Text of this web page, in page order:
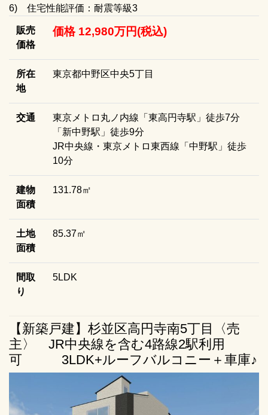
6) 住宅性能評価：耐震等級3
販売
価格
価格 12,980万円(税込)
所在
地
東京都中野区中央5丁目
交通
東京メトロ丸ノ内線「東高円寺駅」徒歩7分
「新中野駅」徒歩9分
JR中央線・東京メトロ東西線「中野駅」徒歩
10分
建物
面積
131.78㎡
土地
面積
85.37㎡
間取
り
5LDK
【新築戸建】杉並区高円寺南5丁目〈売
主〉 JR中央線を含む4路線2駅利用
可 3LDK+ルーフバルコニー＋車庫♪